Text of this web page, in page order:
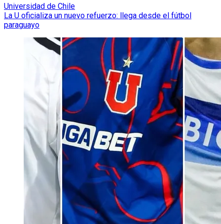
Universidad de Chile
La U oficializa un nuevo refuerzo: llega desde el fútbol
paraguayo